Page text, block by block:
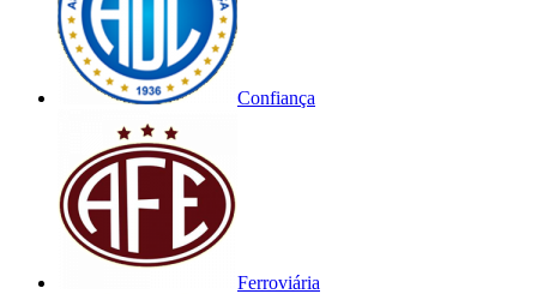
Confiança
Ferroviária